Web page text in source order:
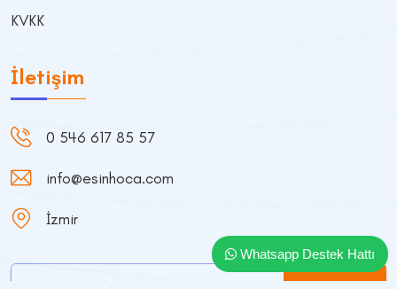
KVKK
İletişim
0 546 617 85 57
info@esinhoca.com
İzmir
Whatsapp Destek Hattı